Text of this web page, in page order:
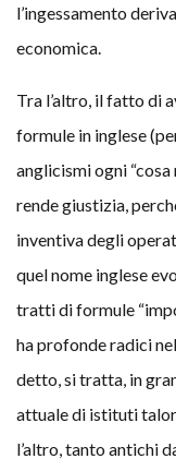
l’ingessamento
economica.
Tra l’altro, il fatto di
formule in inglese
anglicismi ogni “cosa
rende giustizia,
inventiva degli
quel nome inglese
tratti di formule
ha profonde radici
detto, si tratta, in
attuale di istituti
l’altro, tanto antichi